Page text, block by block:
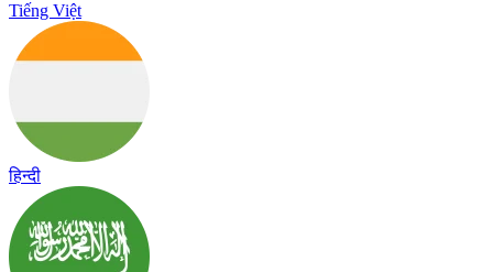
Tiếng Việt
हिन्दी